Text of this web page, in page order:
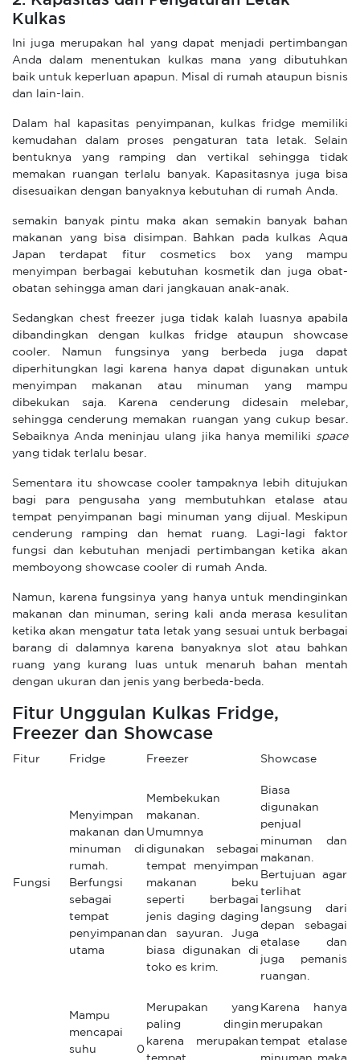
Kulkas
Ini juga merupakan hal yang dapat menjadi pertimbangan
Anda dalam menentukan kulkas mana yang dibutuhkan
baik untuk keperluan apapun. Misal di rumah ataupun bisnis
dan lain-lain.
Dalam hal kapasitas penyimpanan, kulkas fridge memiliki
kemudahan dalam proses pengaturan tata letak. Selain
bentuknya yang ramping dan vertikal sehingga tidak
memakan ruangan terlalu banyak. Kapasitasnya juga bisa
disesuaikan dengan banyaknya kebutuhan di rumah Anda.
semakin banyak pintu maka akan semakin banyak bahan
makanan yang bisa disimpan. Bahkan pada kulkas Aqua
Japan terdapat fitur cosmetics box yang mampu
menyimpan berbagai kebutuhan kosmetik dan juga obat-
obatan sehingga aman dari jangkauan anak-anak.
Sedangkan chest freezer juga tidak kalah luasnya apabila
dibandingkan dengan kulkas fridge ataupun showcase
cooler. Namun fungsinya yang berbeda juga dapat
diperhitungkan lagi karena hanya dapat digunakan untuk
menyimpan makanan atau minuman yang mampu
dibekukan saja. Karena cenderung didesain melebar,
sehingga cenderung memakan ruangan yang cukup besar.
Sebaiknya Anda meninjau ulang jika hanya memiliki space
yang tidak terlalu besar.
Sementara itu showcase cooler tampaknya lebih ditujukan
bagi para pengusaha yang membutuhkan etalase atau
tempat penyimpanan bagi minuman yang dijual. Meskipun
cenderung ramping dan hemat ruang. Lagi-lagi faktor
fungsi dan kebutuhan menjadi pertimbangan ketika akan
memboyong showcase cooler di rumah Anda.
Namun, karena fungsinya yang hanya untuk mendinginkan
makanan dan minuman, sering kali anda merasa kesulitan
ketika akan mengatur tata letak yang sesuai untuk berbagai
barang di dalamnya karena banyaknya slot atau bahkan
ruang yang kurang luas untuk menaruh bahan mentah
dengan ukuran dan jenis yang berbeda-beda.
Fitur Unggulan Kulkas Fridge,
Freezer dan Showcase
Fitur Fridge Freezer Showcase
Fungsi
Menyimpan
makanan dan
minuman di
rumah.
Berfungsi
sebagai
tempat
penyimpanan
utama
Membekukan
makanan.
Umumnya
digunakan sebagai
tempat menyimpan
makanan beku
seperti berbagai
jenis daging daging
dan sayuran. Juga
biasa digunakan di
toko es krim.
Biasa
digunakan
penjual
minuman dan
makanan.
Bertujuan agar
terlihat
langsung dari
depan sebagai
etalase dan
juga pemanis
ruangan.
Mampu
mencapai
suhu 0
Merupakan yang
paling dingin
karena merupakan
Karena hanya
merupakan
tempat etalase